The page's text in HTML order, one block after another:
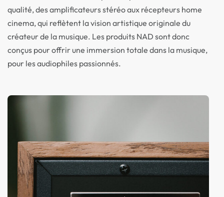
qualité, des amplificateurs stéréo aux récepteurs home
cinema, qui reflètent la vision artistique originale du
créateur de la musique. Les produits NAD sont donc
conçus pour offrir une immersion totale dans la musique,
pour les audiophiles passionnés.